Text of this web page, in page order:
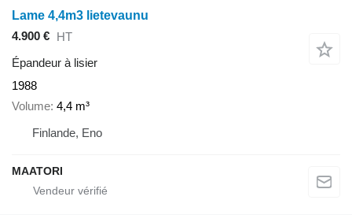
Lame 4,4m3 lietevaunu
4.900 € HT
Épandeur à lisier
1988
Volume 4,4 m³
Finlande, Eno
MAATORI